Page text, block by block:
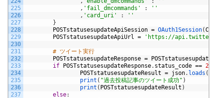
225
226
227
228
229
230
231
232
233
234
235
236
237
, 'fail_dmcommands' :
''
, 'card_uri' :
''
}
POSTstatusesupdateApiSession = OAuth1Session(
POSTstatusesupdateApiUrl = 'https://
# ツイート実行
POSTstatusesupdateResponse =
if
POSTstatusesupdateResponse. status_code == 200
POSTstatusesupdateResult = json. loads (
print ( "過去投稿記事のツイート成功" )
print ( POSTstatusesupdateResult )
else: